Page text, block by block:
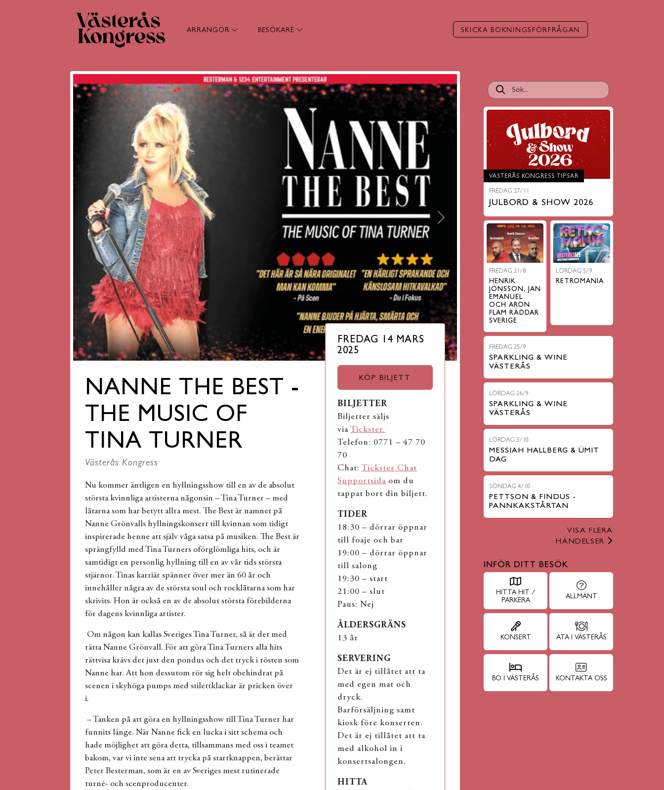
ARRANGÖR BESÖKARE SKICKA BOKNINGSFÖRFRÅGAN
Previous Next
NANNE THE BEST -
THE MUSIC OF
TINA TURNER
Västerås Kongress
Nu kommer äntligen en hyllningsshow till en av de absolut
största kvinnliga artisterna någonsin – Tina Turner – med
låtarna som har betytt allra mest. The Best är namnet på
Nanne Grönvalls hyllningskonsert till kvinnan som tidigt
inspirerade henne att själv våga satsa på musiken. The Best är
sprängfylld med Tina Turners oförglömliga hits, och är
samtidigt en personlig hyllning till en av vår tids största
stjärnor. Tinas karriär spänner över mer än 60 år och
innehåller några av de största soul och rocklåtarna som har
skrivits. Hon är också en av de absolut största förebilderna
för dagens kvinnliga artister.
Om någon kan kallas Sveriges Tina Turner, så är det med
rätta Nanne Grönvall. För att göra Tina Turners alla hits
rättvisa krävs det just den pondus och det tryck i rösten som
Nanne har. Att hon dessutom rör sig helt obehindrat på
scenen i skyhöga pumps med stilettklackar är pricken över
i.
– Tanken på att göra en hyllningsshow till Tina Turner har
funnits länge. När Nanne fick en lucka i sitt schema och
hade möjlighet att göra detta, tillsammans med oss i teamet
bakom, var vi inte sena att trycka på startknappen, berättar
Peter Besterman, som är en av Sveriges mest rutinerade
turné- och scenproducenter.
FREDAG 14 MARS
2025
KÖP BILJETT
BILJETTER
Biljetter säljs
via Tickster.
Telefon: 0771 – 47 70
70
Chat: Tickster Chat
Supportsida om du
tappat bort din biljett.
TIDER
18:30 – dörrar öppnar
till foaje och bar
19:00 – dörrar öppnar
till salong
19:30 – start
21:00 – slut
Paus: Nej
ÅLDERSGRÄNS
13 år
SERVERING
Det är ej tillåtet att ta
med egen mat och
dryck.
Barförsäljning samt
kiosk före konserten.
Det är ej tillåtet att ta
med alkohol in i
konsertsalongen.
HITTA
VÄSTERÅS KONGRESS TIPSAR
FREDAG 27/11
JULBORD & SHOW 2026
FREDAG 21/8
HENRIK
JÖNSSON, JAN
EMANUEL
OCH ARON
FLAM RÄDDAR
SVERIGE
LÖRDAG 5/9
RETROMANIA
FREDAG 25/9
SPARKLING & WINE
VÄSTERÅS
LÖRDAG 26/9
SPARKLING & WINE
VÄSTERÅS
LÖRDAG 3/10
MESSIAH HALLBERG & ÜMIT
DAG
SÖNDAG 4/10
PETTSON & FINDUS -
PANNKAKSTÅRTAN
VISA FLERA
HÄNDELSER
INFÖR DITT BESÖK
HITTA HIT /
PARKERA
ALLMÄNT
KONSERT ÄTA I VÄSTERÅS
BO I VÄSTERÅS KONTAKTA OSS